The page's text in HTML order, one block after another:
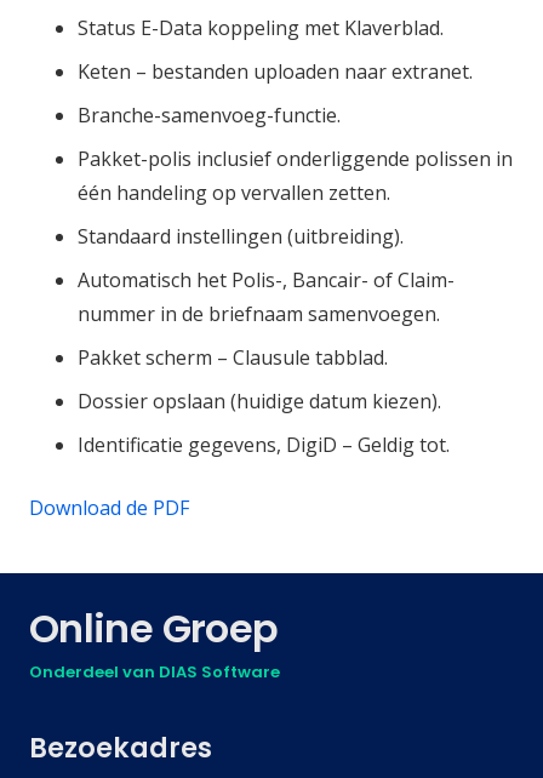
Status E-Data koppeling met Klaverblad.
Keten – bestanden uploaden naar extranet.
Branche-samenvoeg-functie.
Pakket-polis inclusief onderliggende polissen in
één handeling op vervallen zetten.
Standaard instellingen (uitbreiding).
Automatisch het Polis-, Bancair- of Claim-
nummer in de briefnaam samenvoegen.
Pakket scherm – Clausule tabblad.
Dossier opslaan (huidige datum kiezen).
Identificatie gegevens, DigiD – Geldig tot.
Download de PDF
Online Groep
Onderdeel van DIAS Software
Bezoekadres